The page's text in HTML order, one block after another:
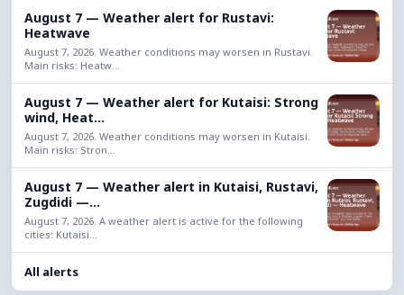
August 7 — Weather alert for Rustavi:
Heatwave
August 7, 2026. Weather conditions may worsen in Rustavi.
Main risks: Heatw...
August 7 — Weather alert for Kutaisi: Strong
wind, Heat...
August 7, 2026. Weather conditions may worsen in Kutaisi.
Main risks: Stron...
August 7 — Weather alert in Kutaisi, Rustavi,
Zugdidi —...
August 7, 2026. A weather alert is active for the following
cities: Kutaisi...
All alerts